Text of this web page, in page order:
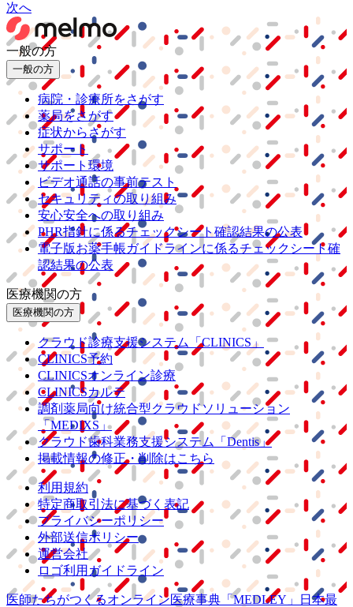
次へ
一般の方
一般の方
病院・診療所をさがす
薬局をさがす
症状からさがす
サポート
サポート環境
ビデオ通話の事前テスト
セキュリティの取り組み
安心安全への取り組み
PHR指針に係るチェックシート確認結果の公表
電子版お薬手帳ガイドラインに係るチェックシート確
認結果の公表
医療機関の方
医療機関の方
クラウド診療支援システム
「CLINICS」
CLINICS予約
CLINICSオンライン診療
CLINICSカルテ
調剤薬局向け統合型クラウドソリューション
「MEDIXS」
クラウド歯科業務支援システム
「Dentis」
掲載情報の修正・削除はこちら
利用規約
特定商取引法に基づく表記
プライバシーポリシー
外部送信ポリシー
運営会社
ロゴ利用ガイドライン
医師たちがつくるオンライン医療事典 「MEDLEY」
日本最